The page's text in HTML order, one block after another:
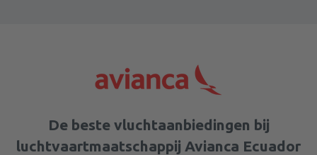
De beste vluchtaanbiedingen bij
luchtvaartmaatschappij Avianca Ecuador